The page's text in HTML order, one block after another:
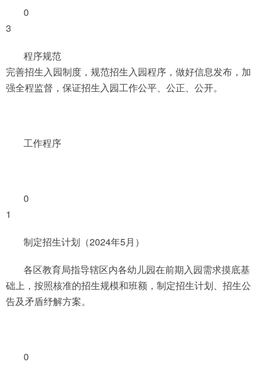
0
3
程序规范
完善招生入园制度，规范招生入园程序，做好信息发布，加
强全程监督，保证招生入园工作公平、公正、公开。
工作程序
0
1
制定招生计划（2024年5月）
各区教育局指导辖区内各幼儿园在前期入园需求摸底基
础上，按照核准的招生规模和班额，制定招生计划、招生公
告及矛盾纾解方案。
0